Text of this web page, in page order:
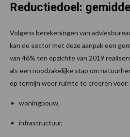
Reductiedoel:
Volgens berekeningen van
kan de sector met deze aanpak een
van 46% ten opzichte van 2019
als een noodzakelijke stap om
op termijn weer ruimte te creëren voor:
woningbouw,
infrastructuur,